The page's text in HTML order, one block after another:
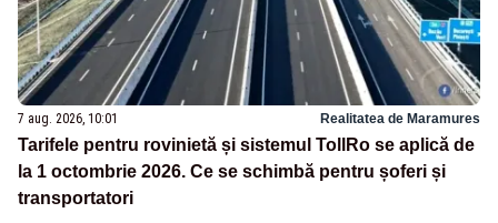
7 aug. 2026, 10:01 Realitatea de Maramures
Tarifele pentru rovinietă și sistemul TollRo se aplică de
la 1 octombrie 2026. Ce se schimbă pentru șoferi și
transportatori